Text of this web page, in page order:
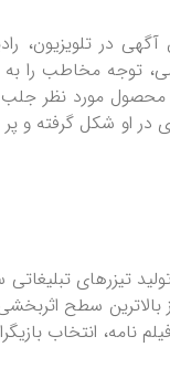
در تلویزیون،
مخاطب را به
مورد نظر
تیزرهای
بالاترین سطح